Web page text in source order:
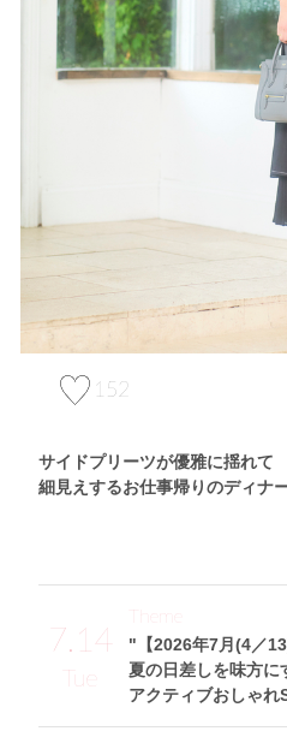
152
サイドプリーツが優雅に揺れて
細見えするお仕事帰りのディナ
7.14
Tue
"【2026年7月(4／13)
夏の日差しを味方に
アクティブおしゃれ
Theme